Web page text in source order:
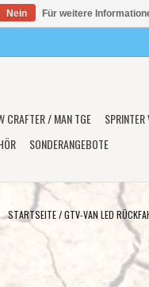
CRAFTER / MAN TGE
SONDERANGEBOTE
STARTSEITE/GTV-VAN LED
Nein Für weitere